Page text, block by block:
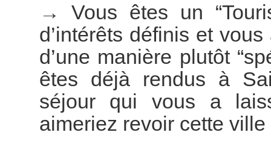
→Vous êtes un
d’intérêts définis et
d’une manière plutôt
êtes déjà rendus à
séjour qui vous a
aimeriez revoir cette